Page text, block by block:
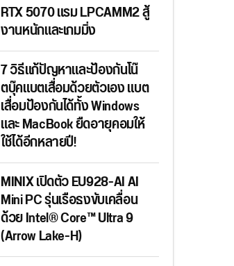
RTX 5070 แรม LPCAMM2 สู้
งานหนักและเกมมิ่ง
7 วิธีแก้ปัญหาและป้องกันโน๊
ตบุ๊คแบตเสื่อมด้วยตัวเอง แบต
เสื่อมป้องกันได้ทั้ง Windows
และ MacBook ยืดอายุคอมให้
ใช้ได้อีกหลายปี!
MINIX เปิดตัว EU928-AI AI
Mini PC รุ่นเรือธงขับเคลื่อน
ด้วย Intel® Core™ Ultra 9
(Arrow Lake-H)